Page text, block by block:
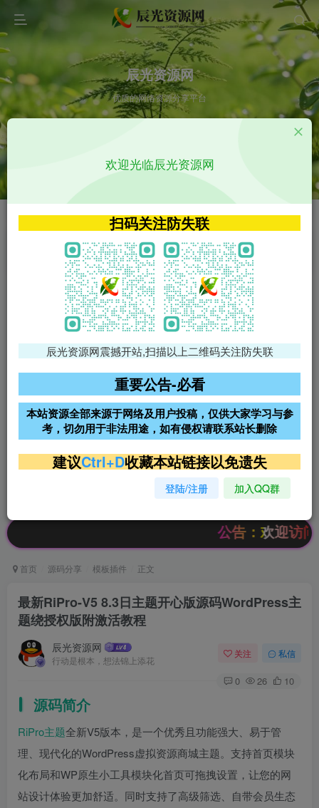
辰光资源网
优质的网络资源分享平台
VIP特权介绍 APP源码
VIP特权介绍
火
VIP特权介绍
影视源码
影视源码
免费领支付宝红包
腾讯轻量4核4G3M服务器38元/
阿里云2核2G200M服务器68元/
年
雨云高防免备案服务器
超低价文字广告位招租 超低价文字广告位招租
超低价文字广告位招租
公告：欢迎访问辰光资源
首页 源码分享 模板插件 正文
最新RiPro-V5 8.3日主题开心版源码WordPress主
题绕授权版附激活教程
辰光资源网
行动是根本，想法锦上添花
关注 私信
0 26 10
源码简介
RiPro主题全新V5版本，是一个优秀且功能强大、易于管
理、现代化的WordPress虚拟资源商城主题。支持首页模块
化布局和WP原生小工具模块化首页可拖拽设置，让您的网
站设计体验更加舒适。同时支持了高级筛选、自带会员生态
欢迎光临辰光资源网
扫码关注防失联
辰光资源网震撼开站,扫描以上二维码关注防失联
重要公告-必看
本站资源全部来源于网络及用户投稿，仅供大家学习与参
考，切勿用于非法用途，如有侵权请联系站长删除
建议Ctrl+D收藏本站链接以免遗失
登陆/注册 加入QQ群